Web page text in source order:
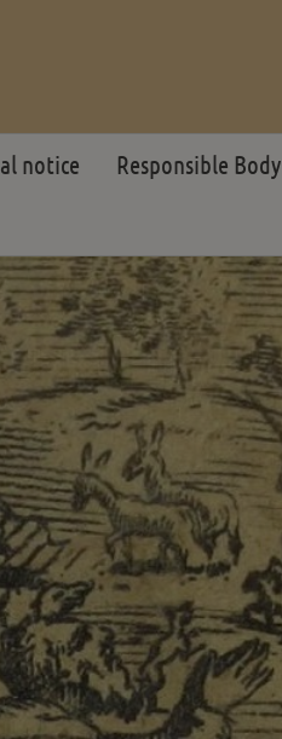
notice Responsible Body